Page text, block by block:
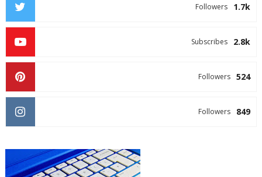
1.7k
Followers
2.8k
Subscribes
524
Followers
849
Followers